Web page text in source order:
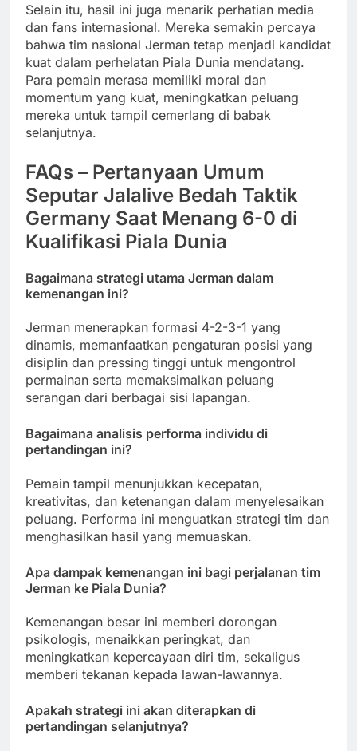
Selain itu, hasil ini juga menarik perhatian media
dan fans internasional. Mereka semakin percaya
bahwa tim nasional Jerman tetap menjadi kandidat
kuat dalam perhelatan Piala Dunia mendatang.
Para pemain merasa memiliki moral dan
momentum yang kuat, meningkatkan peluang
mereka untuk tampil cemerlang di babak
selanjutnya.
FAQs – Pertanyaan Umum
Seputar Jalalive Bedah Taktik
Germany Saat Menang 6-0 di
Kualifikasi Piala Dunia
Bagaimana strategi utama Jerman dalam
kemenangan ini?
Jerman menerapkan formasi 4-2-3-1 yang
dinamis, memanfaatkan pengaturan posisi yang
disiplin dan pressing tinggi untuk mengontrol
permainan serta memaksimalkan peluang
serangan dari berbagai sisi lapangan.
Bagaimana analisis performa individu di
pertandingan ini?
Pemain tampil menunjukkan kecepatan,
kreativitas, dan ketenangan dalam menyelesaikan
peluang. Performa ini menguatkan strategi tim dan
menghasilkan hasil yang memuaskan.
Apa dampak kemenangan ini bagi perjalanan tim
Jerman ke Piala Dunia?
Kemenangan besar ini memberi dorongan
psikologis, menaikkan peringkat, dan
meningkatkan kepercayaan diri tim, sekaligus
memberi tekanan kepada lawan-lawannya.
Apakah strategi ini akan diterapkan di
pertandingan selanjutnya?